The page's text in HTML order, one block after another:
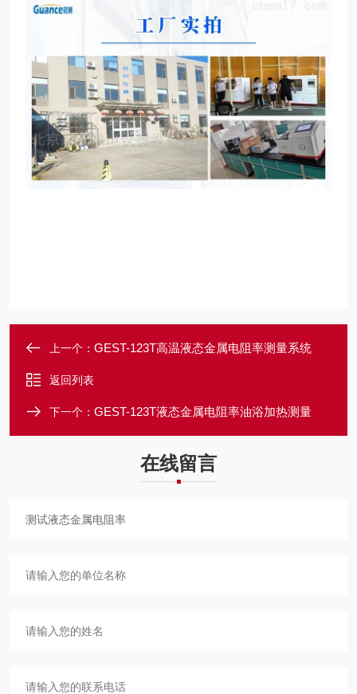
上一个： GEST-123T高温液态金属电阻率测量系统
返回列表
下一个： GEST-123T液态金属电阻率油浴加热测量
在线留言